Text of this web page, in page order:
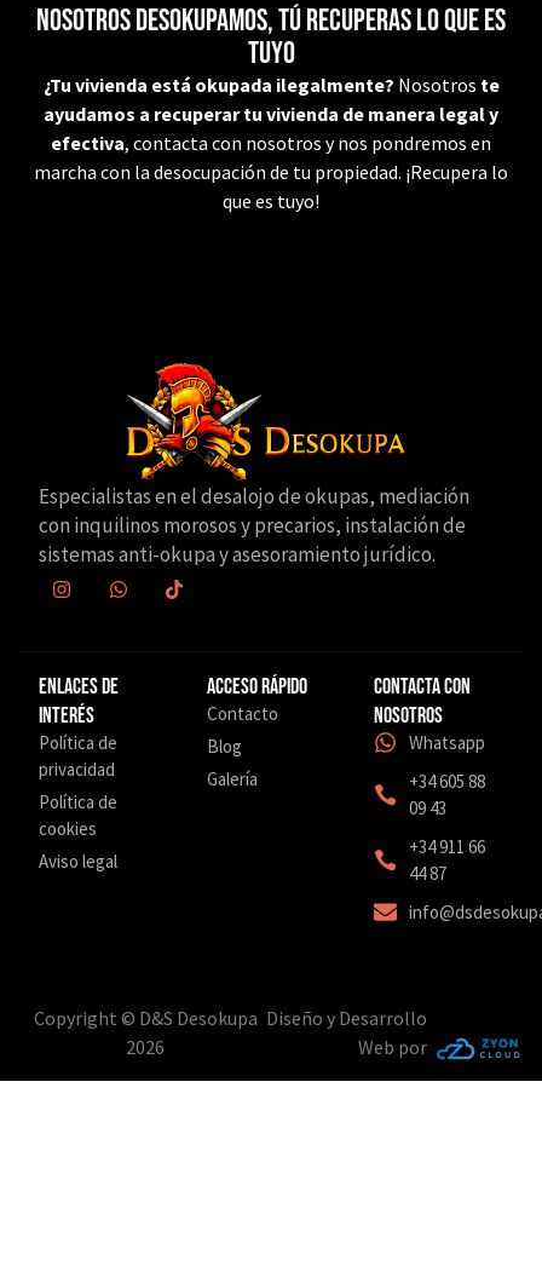
Nosotros desokupamos, tú recuperas lo que es
tuyo
¿Tu vivienda está okupada ilegalmente? Nosotros te
ayudamos a recuperar tu vivienda de manera legal y
efectiva, contacta con nosotros y nos pondremos en
marcha con la desocupación de tu propiedad. ¡Recupera lo
que es tuyo!
Especialistas en el desalojo de okupas, mediación
con inquilinos morosos y precarios, instalación de
sistemas anti-okupa y asesoramiento jurídico.
Enlaces de
interés
Política de
privacidad
Política de
cookies
Aviso legal
Acceso Rápido
Contacto
Blog
Galería
Contacta con
nosotros
Whatsapp
+34 605 88
09 43
‎+34 911 66
44 87
Copyright © D&S Desokupa
2026
Diseño y Desarrollo
Web por